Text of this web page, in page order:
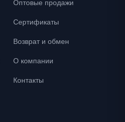
Оптовые продажи
Сертификаты
Возврат и обмен
О компании
Контакты